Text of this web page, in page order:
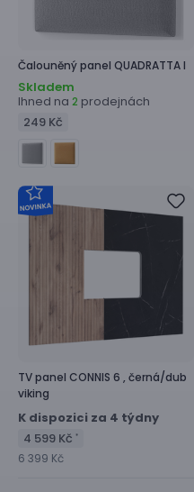
Čalouněný panel QUADRATTA I
Skladem
Ihned na 2 prodejnách
249 Kč
TV panel CONNIS 6 , černá/dub
viking
K dispozici za 4 týdny
4 599 Kč *
6 399 Kč